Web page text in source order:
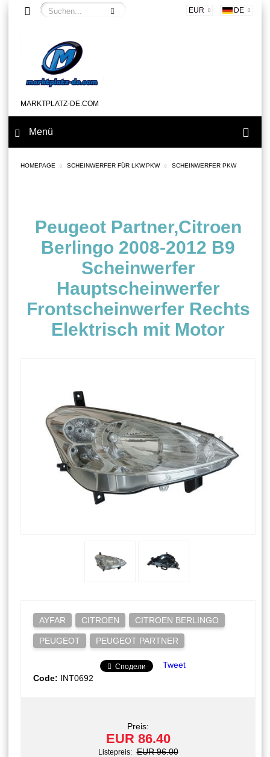
EUR DE
MARKTPLATZ-DE.COM
Menü
HOMEPAGE SCHEINWERFER FÜR LKW,PKW SCHEINWERFER PKW
Peugeot Partner,Citroen
Berlingo 2008-2012 B9
Scheinwerfer
Hauptscheinwerfer
Frontscheinwerfer Rechts
Elektrisch mit Motor
AYFAR CITROEN CITROEN BERLINGO
PEUGEOT PEUGEOT PARTNER
Сподели
Tweet
Code: INT0692
Preis:
EUR 86.40
Listepreis: EUR 96.00